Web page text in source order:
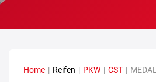
Home | Reifen | PKW | CST |